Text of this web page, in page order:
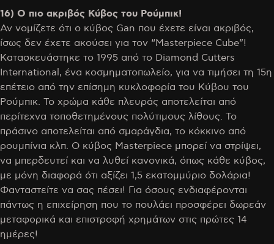
16) Ο πιο ακριβός Κύβος του Ρούμπικ!
Αν νομίζετε ότι o κύβος Gan που έχετε είναι ακριβός,
ίσως δεν έχετε ακούσει για τον “Masterpiece Cube”!
Κατασκευάστηκε το 1995 από το Diamond Cutters
International, ένα κοσμηματοπωλείο, για να τιμήσει τη 15η
επέτειο από την επίσημη κυκλοφορία του Κύβου του
Ρούμπικ. Το χρώμα κάθε πλευράς αποτελείται από
περίτεχνα τοποθετημένους πολύτιμους λίθους. Το
πράσινο αποτελείται από σμαράγδια, το κόκκινο από
ρουμπίνια κλπ. Ο κύβος Masterpiece μπορεί να στρίψει,
να μπερδευτεί και να λυθεί κανονικά, όπως κάθε κύβος,
με μόνη διαφορά ότι αξίζει 1,5 εκατομμύριο δολάρια!
Φανταστείτε να σας πέσει! Για όσους ενδιαφέρονται
πάντως η επιχείρηση που το πουλάει προσφέρει δωρεάν
μεταφορικά και επιστροφή χρημάτων στις πρώτες 14
ημέρες!